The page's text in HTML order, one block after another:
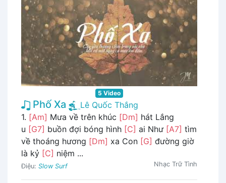
5 Video
Phố Xa
Lê Quốc Thắng
1. [Am] Mưa về trên khúc [Dm] hát Lắng
u [G7] buồn đợi bóng hình [C] ai Như [A7] tìm
về thoáng hương [Dm] xa Con [G] đường giờ
là kỷ [C] niệm ...
Điệu: Slow Surf Nhạc Trữ Tình